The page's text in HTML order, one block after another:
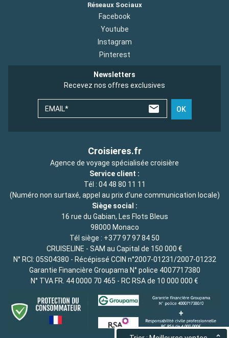
Réseaux Sociaux
Facebook
Youtube
Instagram
Pinterest
Newsletters
Recevez nos offres exclusives
EMAIL* OK
Croisieres.fr
Agence de voyage spécialisée croisière
Service client :
Tél : 04 48 80 11 11
(Numéro non surtaxé, appel au prix d'une communication locale)
Siège social :
16 rue du Gabian, Les Flots Bleus
98000 Monaco
Tél siège : +377 97 97 84 50
CRUISELINE - SAM au Capital de 150 000 €
N° RCI: 05S04380 - Récépissé CCIN n°2007-01231/2007-01232
Garantie Financière Groupama N° police 4007717380
N° TVA FR. 44 0000 70 465 - RC RSA de 10 000 000 €